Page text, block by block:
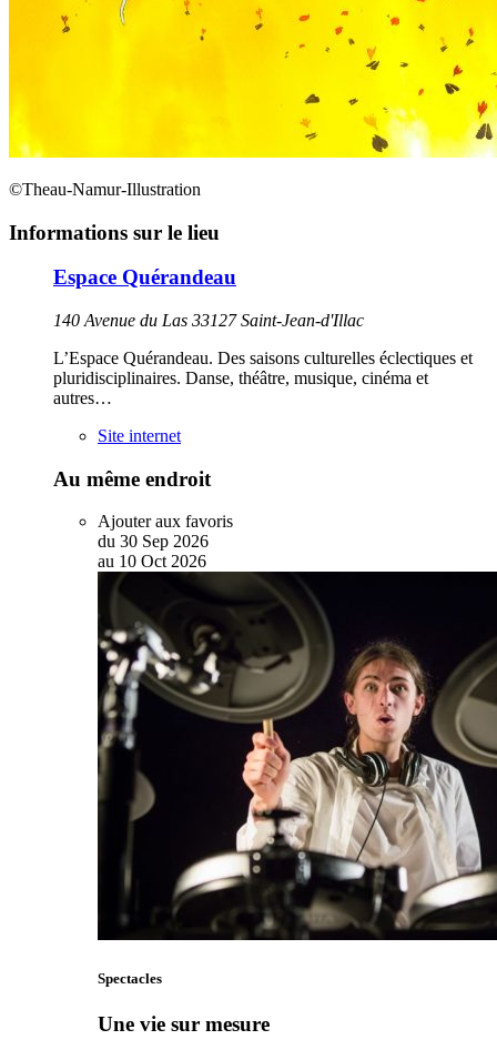
©Theau-Namur-Illustration
Informations sur le lieu
Espace Quérandeau
140 Avenue du Las 33127 Saint-Jean-d'Illac
L’Espace Quérandeau. Des saisons culturelles éclectiques et
pluridisciplinaires. Danse, théâtre, musique, cinéma et
autres…
Site internet
Au même endroit
Ajouter aux favoris
du 30 Sep 2026
au 10 Oct 2026
Spectacles
Une vie sur mesure